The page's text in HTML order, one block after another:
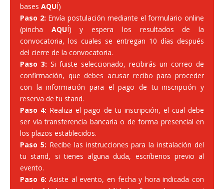
bases AQUÍ)
Paso 2: Envía postulación mediante el formulario online
(pincha AQUÍ) y espera los resultados de la
convocatoria, los cuales se entregan 10 días después
del cierre de la convocatoria.
Paso 3: Si fuiste seleccionado, recibirás un correo de
confirmación, que debes acusar recibo para proceder
con la información para el pago de tu inscripción y
reserva de tu stand.
Paso 4: Realiza el pago de tu inscripción, el cual debe
ser vía transferencia bancaria o de forma presencial en
los plazos establecidos.
Paso 5: Recibe las instrucciones para la instalación del
tu stand, si tienes alguna duda, escríbenos previo al
evento.
Paso 6: Asiste al evento, en fecha y hora indicada con